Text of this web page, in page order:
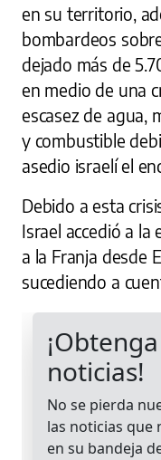
en su territorio,
bombardeos
dejado más de
en medio de una
escasez de agua,
y combustible
asedio israelí el
Debido a esta
Israel accedió a
a la Franja desde
sucediendo a